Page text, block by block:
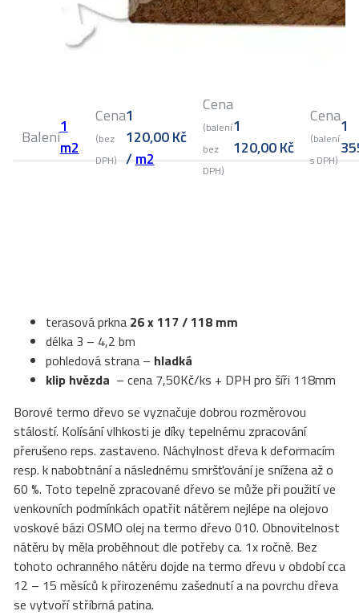
Balení1
m2
Cena
(bez
DPH)
1
120,00Kč
/m2
Cena
(balení
bez
DPH)
1
120,00Kč
Cena
(balení
s DPH)
1
terasová prkna 26 x 117 / 118 mm
délka 3 – 4,2 bm
pohledová strana – hladká
klip hvězda – cena 7,50Kč/ks + DPH pro šíři 118mm
Borové termo dřevo se vyznačuje dobrou rozměrovou
stálostí. Kolísání vlhkosti je díky tepelnému zpracování
přerušeno reps. zastaveno. Náchylnost dřeva k deformacím
resp. k nabobtnání a následnému smršťování je snížena až o
60 %. Toto tepelně zpracované dřevo se může při použití ve
venkovních podmínkách opatřit nátěrem nejlépe na olejovo
voskové bázi OSMO olej na termo dřevo 010. Obnovitelnost
nátěru by měla proběhnout dle potřeby ca. 1x ročně. Bez
tohoto ochranného nátěru dojde na termo dřevu v období cca
12 – 15 měsíců k přirozenému zašednutí a na povrchu dřeva
se vytvoří stříbrná patina.